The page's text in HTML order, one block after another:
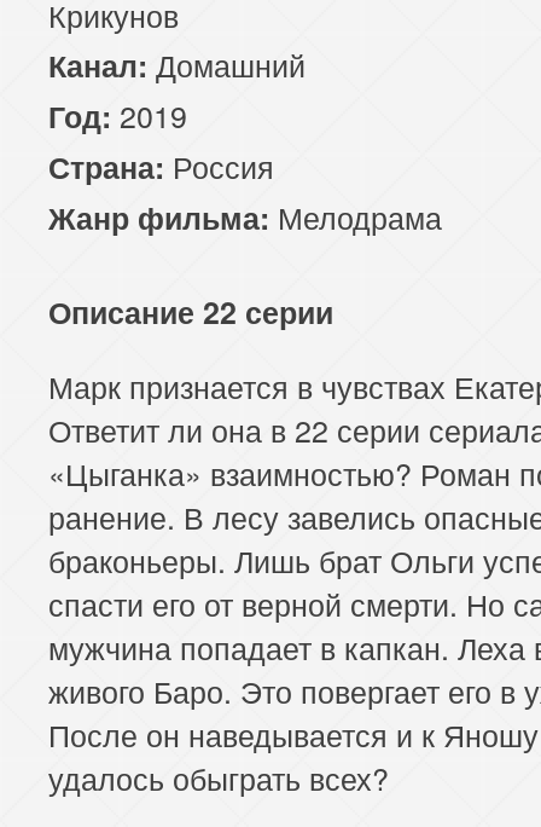
Крикунов
Канал: Домашний
Год: 2019
Страна: Россия
Жанр фильма: Мелодрама
Описание 22 серии
Марк признается в чувствах
Ответит ли она в 22 серии
«Цыганка» взаимностью? Роман
ранение. В лесу завелись
браконьеры. Лишь брат Ольги
спасти его от верной смерти. Но
мужчина попадает в капкан. Леха
живого Баро. Это повергает его в
После он наведывается и к
удалось обыграть всех?